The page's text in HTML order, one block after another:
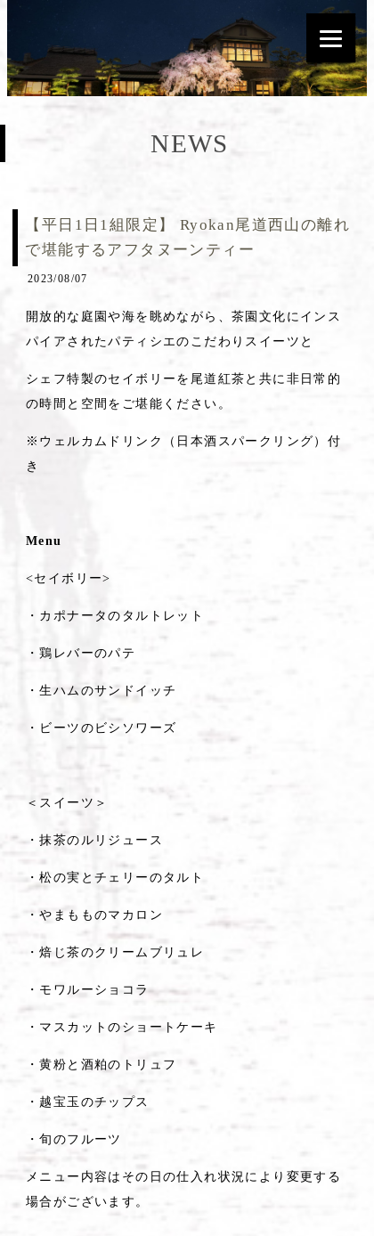
NEWS
【平日1日1組限定】 Ryokan尾道西山の離れ
で堪能するアフタヌーンティー
2023/08/07
開放的な庭園や海を眺めながら、茶園文化にインス
パイアされたパティシエのこだわりスイーツと
シェフ特製のセイボリーを尾道紅茶と共に非日常的
の時間と空間をご堪能ください。
※ウェルカムドリンク（日本酒スパークリング）付
き
Menu
<セイボリー>
・カポナータのタルトレット
・鶏レバーのパテ
・生ハムのサンドイッチ
・ビーツのビシソワーズ
＜スイーツ＞
・抹茶のルリジュース
・松の実とチェリーのタルト
・やまもものマカロン
・焙じ茶のクリームブリュレ
・モワルーショコラ
・マスカットのショートケーキ
・黄粉と酒粕のトリュフ
・越宝玉のチップス
・旬のフルーツ
メニュー内容はその日の仕入れ状況により変更する
場合がございます。